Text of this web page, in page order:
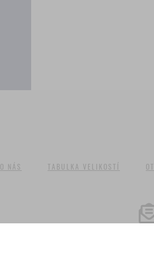
O NÁS TABULKA VELIKOSTÍ